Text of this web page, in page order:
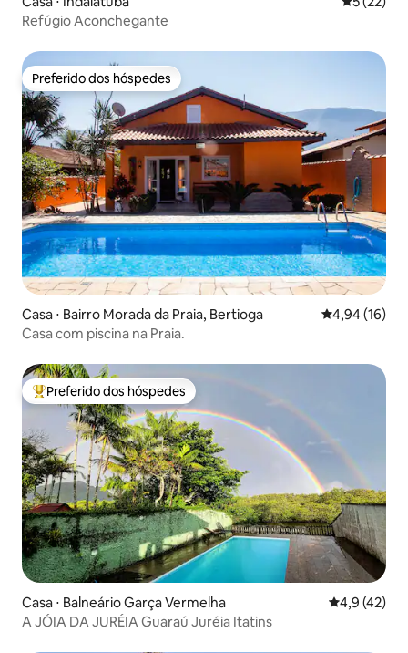
Refúgio Aconchegante
Preferido dos hóspedes
Preferido dos hóspedes
Casa ⋅ Bairro Morada da Praia, Bertioga 4,94 de uma
4,94 (16)
Casa com piscina na Praia.
Entre os melhores preferidos dos hóspedes
Preferido dos hóspedes
Casa ⋅ Balneário Garça Vermelha 4,9 de uma
4,9 (42)
A JÓIA DA JURÉIA Guaraú Juréia Itatins